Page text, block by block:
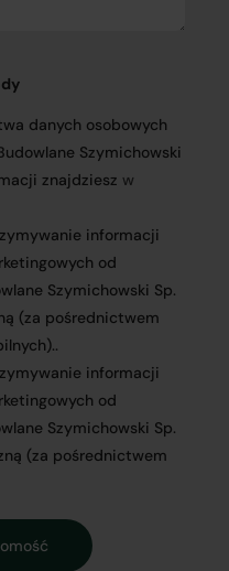
danych osobowych
Szymichowski
znajdziesz w
informacji
od
Szymichowski Sp.
(za pośrednictwem
informacji
od
Szymichowski Sp.
(za pośrednictwem